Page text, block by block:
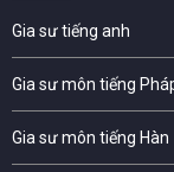
Gia sư tiếng anh
Gia sư môn tiếng
Gia sư môn tiếng Hàn